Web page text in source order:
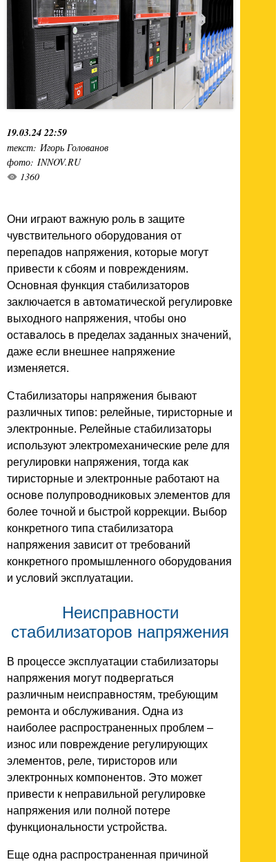
19.03.24 22:59
текст: Игорь Голованов
фото: INNOV.RU
1360
Они играют важную роль в защите
чувствительного оборудования от
перепадов напряжения, которые могут
привести к сбоям и повреждениям.
Основная функция стабилизаторов
заключается в автоматической регулировке
выходного напряжения, чтобы оно
оставалось в пределах заданных значений,
даже если внешнее напряжение
изменяется.
Стабилизаторы напряжения бывают
различных типов: релейные, тиристорные и
электронные. Релейные стабилизаторы
используют электромеханические реле для
регулировки напряжения, тогда как
тиристорные и электронные работают на
основе полупроводниковых элементов для
более точной и быстрой коррекции. Выбор
конкретного типа стабилизатора
напряжения зависит от требований
конкретного промышленного оборудования
и условий эксплуатации.
Неисправности
стабилизаторов напряжения
В процессе эксплуатации стабилизаторы
напряжения могут подвергаться
различным неисправностям, требующим
ремонта и обслуживания. Одна из
наиболее распространенных проблем –
износ или повреждение регулирующих
элементов, реле, тиристоров или
электронных компонентов. Это может
привести к неправильной регулировке
напряжения или полной потере
функциональности устройства.
Еще одна распространенная причиной